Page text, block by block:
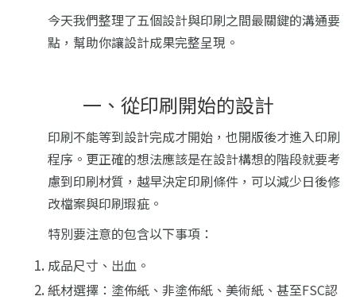
今天我們整理了五個設計與印刷之間最關鍵的溝通要
點，幫助你讓設計成果完整呈現。
一、從印刷開始的設計
印刷不能等到設計完成才開始，也開版後才進入印刷
程序。更正確的想法應該是在設計構想的階段就要考
慮到印刷材質，越早決定印刷條件，可以減少日後修
改檔案與印刷瑕疵。
特別要注意的包含以下事項：
成品尺寸、出血。
紙材選擇：塗佈紙、非塗佈紙、美術紙、甚至FSC認